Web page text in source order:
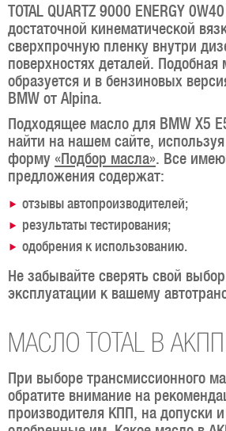
TOTAL QUARTZ 9000 ENERGY
достаточной кинематической
сверхпрочную пленку внутри
поверхностях деталей.
образуется и в бензиновых
BMW от Alpina.
Подходящее масло для BMW X5
найти на нашем сайте, используя
форму «Подбор масла». Все
предложения содержат:
отзывы автопроизводителей;
результаты тестирования;
одобрения к использованию.
Не забывайте сверять свой
эксплуатации к вашему
МАСЛО TOTAL В
При выборе трансмиссионного
обратите внимание на
производителя КПП, на допуски